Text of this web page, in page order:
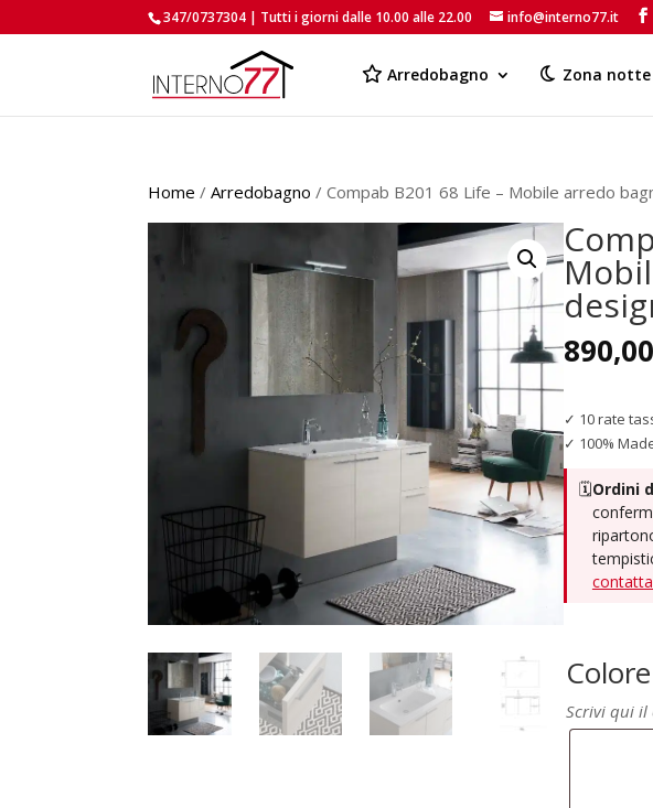
347/0737304 | Tutti i giorni dalle 10.00 alle 22.00 info@interno77.it
Arredobagno Zona notte
Home /Arredobagno / Compab B201 68 Life – Mobile arredo
890,00
✓ 10 rate
✓ 100%
🗓️Ordini
Colore
Scrivi qui il